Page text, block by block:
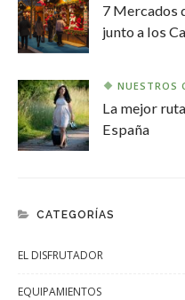
7 Mercados
junto a los
NUESTROS
La mejor
España
CATEGORÍAS
EL DISFRUTADOR
EQUIPAMIENTOS